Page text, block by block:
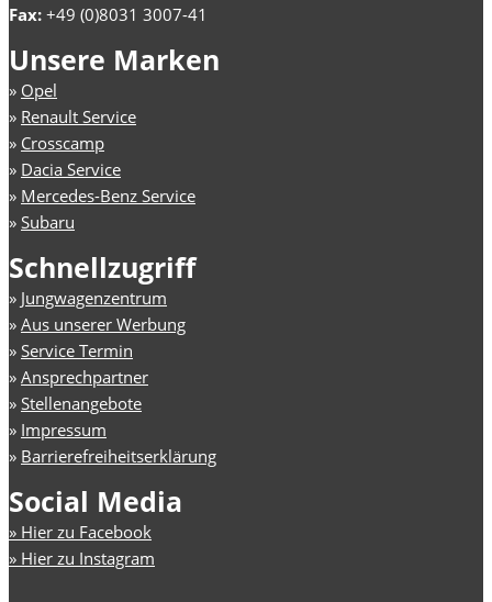
Fax: +49 (0)8031 3007-41
Unsere Marken
» Opel
» Renault Service
» Crosscamp
» Dacia Service
» Mercedes-Benz Service
» Subaru
Schnellzugriff
» Jungwagenzentrum
» Aus unserer Werbung
» Service Termin
» Ansprechpartner
» Stellenangebote
» Impressum
» Barrierefreiheitserklärung
Social Media
Hier zu Facebook
Hier zu Instagram